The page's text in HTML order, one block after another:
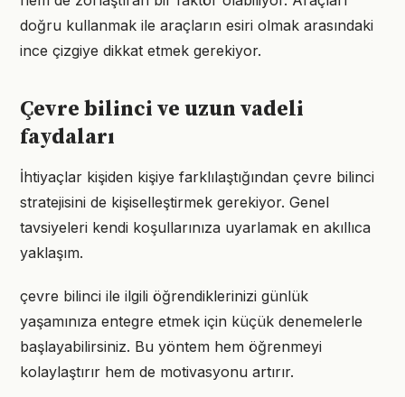
doğru kullanmak ile araçların esiri olmak arasındaki
ince çizgiye dikkat etmek gerekiyor.
Çevre bilinci ve uzun vadeli
faydaları
İhtiyaçlar kişiden kişiye farklılaştığından çevre bilinci
stratejisini de kişiselleştirmek gerekiyor. Genel
tavsiyeleri kendi koşullarınıza uyarlamak en akıllıca
yaklaşım.
çevre bilinci ile ilgili öğrendiklerinizi günlük
yaşamınıza entegre etmek için küçük denemelerle
başlayabilirsiniz. Bu yöntem hem öğrenmeyi
kolaylaştırır hem de motivasyonu artırır.